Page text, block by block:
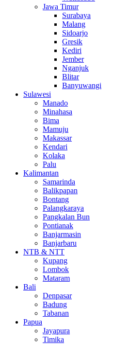
Jawa Timur
Surabaya
Malang
Sidoarjo
Gresik
Kediri
Jember
Nganjuk
Blitar
Banyuwangi
Sulawesi
Manado
Minahasa
Bima
Mamuju
Makassar
Kendari
Kolaka
Palu
Kalimantan
Samarinda
Balikpapan
Bontang
Palangkaraya
Pangkalan Bun
Pontianak
Banjarmasin
Banjarbaru
NTB & NTT
Kupang
Lombok
Mataram
Bali
Denpasar
Badung
Tabanan
Papua
Jayapura
Timika